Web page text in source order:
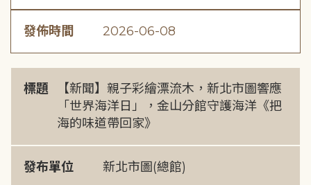
發佈時間 2026-06-08
標題
【新聞】親子彩繪漂流木，新北市圖響應
「世界海洋日」，金山分館守護海洋《把
海的味道帶回家》
發布單位 新北市圖(總館)